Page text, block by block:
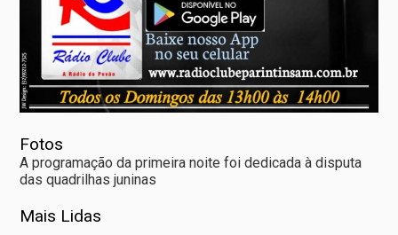
Fotos
A programação da primeira noite foi dedicada à disputa
das quadrilhas juninas
Mais Lidas